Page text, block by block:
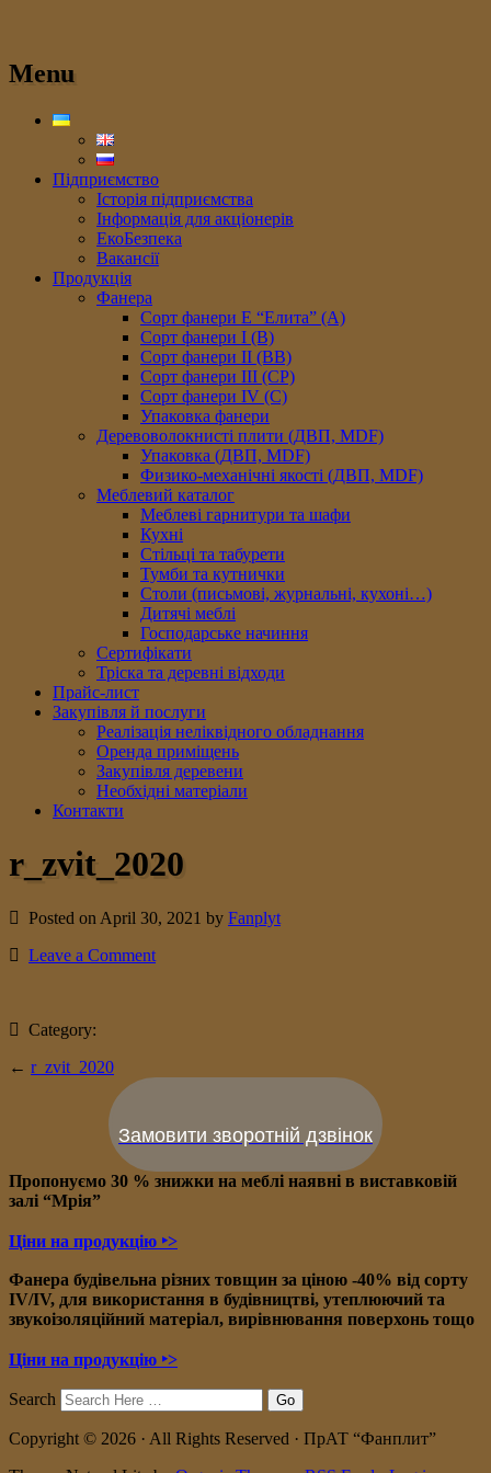
Menu
Підприємство
Історія підприємства
Інформація для акціонерів
ЕкоБезпека
Вакансії
Продукція
Фанера
Сорт фанери E “Елита” (A)
Сорт фанери I (В)
Сорт фанери II (ВB)
Сорт фанери III (CP)
Сорт фанери IV (C)
Упаковка фанери
Деревоволокнисті плити (ДВП, MDF)
Упаковка (ДВП, MDF)
Физико-механічні якості (ДВП, MDF)
Меблевий каталог
Меблеві гарнитури та шафи
Кухні
Стільці та табурети
Тумби та кутнички
Столи (письмові, журнальні, кухоні…)
Дитячі меблі
Господарське начиння
Сертифікати
Тріска та деревні відходи
Прайс-лист
Закупівля й послуги
Реалізація неліквідного обладнання
Оренда приміщень
Закупівля деревени
Необхідні матеріали
Контакти
r_zvit_2020
Posted on April 30, 2021 by Fanplyt
Leave a Comment
Category:
← r_zvit_2020
Замовити зворотній дзвінок
Пропонуємо 30 % знижки на меблі наявні в виставковій
залі “Мрія”
Ціни на продукцію ‣>
Фанера будівельна різних товщин за ціною -40% від сорту
IV/IV, для використання в будівництві, утеплюючий та
звукоізоляційний матеріал, вирівнювання поверхонь тощо
Ціни на продукцію ‣>
Search
Copyright © 2026 · All Rights Reserved · ПрАТ “Фанплит”